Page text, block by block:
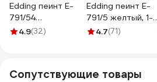
Edding пеинт E-
791/54
серебристый 1-2
4.9(32)
Edding пеинт E-
791/5 желтый, 1-2
мм, пластиковый
4.7(71)
Сопутствующие товары